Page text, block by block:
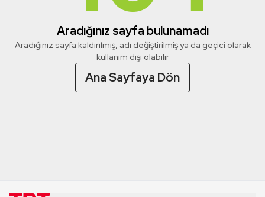
Aradığınız sayfa bulunamadı
Aradığınız sayfa kaldırılmış, adı değiştirilmiş ya da geçici olarak
kullanım dışı olabilir
Ana Sayfaya Dön